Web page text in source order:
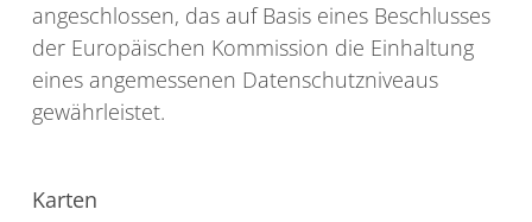
angeschlossen, das auf Basis eines Beschlusses
der Europäischen Kommission die Einhaltung
eines angemessenen Datenschutzniveaus
gewährleistet.
Karten